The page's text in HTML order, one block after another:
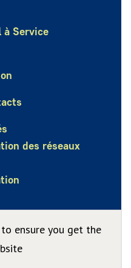
ensure you get the
à Service
des réseaux